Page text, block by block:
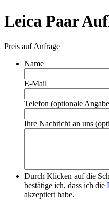
Leica Paar
Preis auf Anfrage
Name
E-Mail
Telefon (optionale
Ihre Nachricht an uns
Durch Klicken auf die
bestätige ich, dass ich die
akzeptiert habe.